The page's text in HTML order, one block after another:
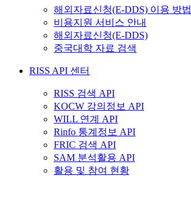
해외자료신청(E-DDS) 이용 방법
비용지원 서비스 안내
해외자료신청(E-DDS)
중국대학 자료 검색
RISS API 센터
RISS 검색 API
KOCW 강의정보 API
WILL 연계 API
Rinfo 통계정보 API
FRIC 검색 API
SAM 분석활용 API
활용 및 참여 현황